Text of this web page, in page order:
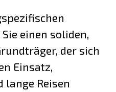
einen soliden,
der sich
Einsatz,
lange Reisen